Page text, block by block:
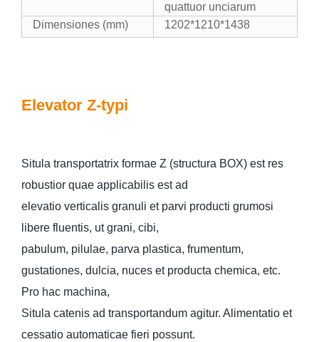
quattuor unciarum
Dimensiones (mm)
1202*1210*1438
Elevator Z-typi
Situla transportatrix formae Z (structura BOX) est res
robustior quae applicabilis est ad
elevatio verticalis granuli et parvi producti grumosi
libere fluentis, ut grani, cibi,
pabulum, pilulae, parva plastica, frumentum,
gustationes, dulcia, nuces et producta chemica, etc.
Pro hac machina,
Situla catenis ad transportandum agitur. Alimentatio et
cessatio automaticae fieri possunt.